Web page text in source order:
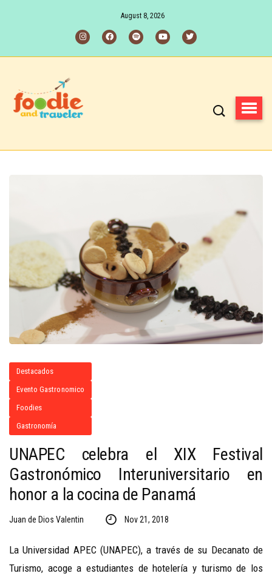
August 8, 2026
Destacados
Evento Gastronomico
Foodies
Gastronomía
UNAPEC celebra el XIX Festival
Gastronómico Interuniversitario en
honor a la cocina de Panamá
Juan de Dios Valentin Nov 21, 2018
La Universidad APEC (UNAPEC), a través de su Decanato de
Turismo, acoge a estudiantes de hotelería y turismo de los